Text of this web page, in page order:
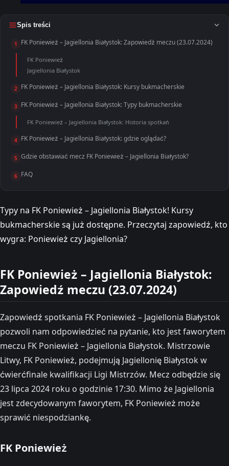
Spis treści
1 FK Poniewież – Jagiellonia Białystok: Zapowiedź meczu (23.07.2024)
FK Poniewież
Jagiellonia Białystok
2 FK Poniewież – Jagiellonia Białystok: Kursy bukmacherskie
3 FK Poniewież – Jagiellonia Białystok: Typy bukmacherskie
FK Poniewież – Jagiellonia Białystok: Historia spotkań
4 FK Poniewież – Jagiellonia Białystok: gdzie oglądać?
5 Gdzie obstawiać mecz FK Poniewież – Jagiellonia Białystok?
6 FAQ
Typy na FK Poniewież – Jagiellonia Białystok! Kursy
bukmacherskie są już dostępne. Przeczytaj zapowiedź, kto
wygra: Poniewież czy Jagiellonia?
FK Poniewież – Jagiellonia Białystok:
Zapowiedź meczu (23.07.2024)
Zapowiedź spotkania FK Poniewież – Jagiellonia Białystok
pozwoli nam odpowiedzieć na pytanie, kto jest faworytem
meczu FK Poniewież – Jagiellonia Białystok. Mistrzowie
Litwy, FK Poniewież, podejmują Jagiellonię Białystok w
ćwierćfinale kwalifikacji Ligi Mistrzów. Mecz odbędzie się
23 lipca 2024 roku o godzinie 17:30. Mimo że Jagiellonia
jest zdecydowanym faworytem, FK Poniewież może
sprawić niespodziankę.
FK Poniewież